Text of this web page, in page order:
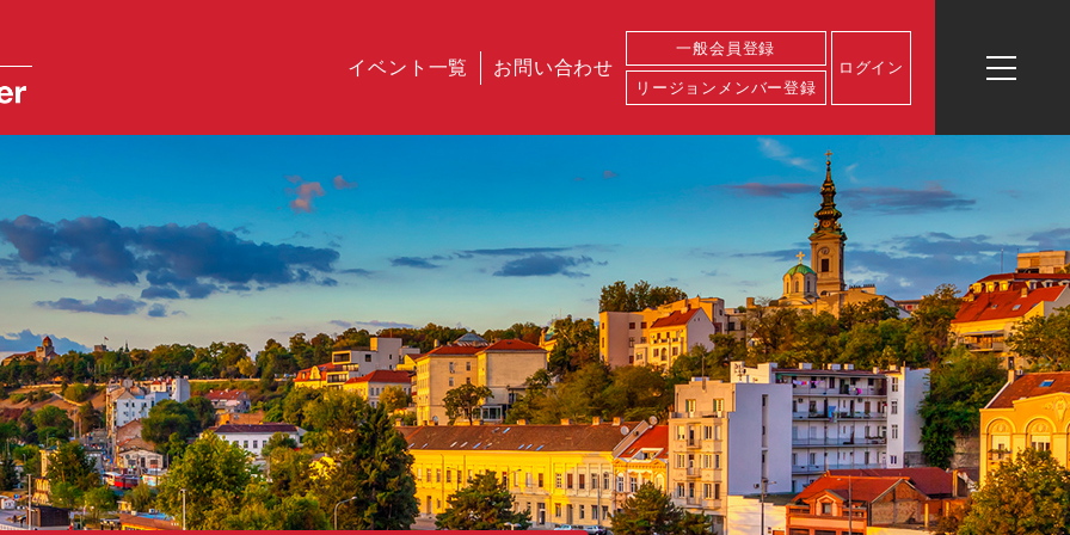
イベント一覧 お問い合わせ
一般会員登録
リージョンメンバー登録
ログイン
ログイン
一般会員登
録
リージョン
メンバー登
イベント一
覧
お問い合わ
せ
運営会社概
要
業務内容
代表プロフ
ィール